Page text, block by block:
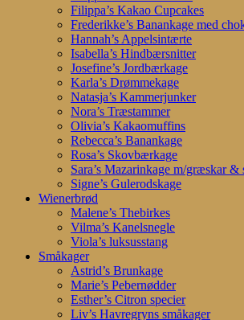
Filippa’s Kakao Cupcakes
Frederikke’s Banankage med
Hannah’s Appelsintærte
Isabella’s Hindbærsnitter
Josefine’s Jordbærkage
Karla’s Drømmekage
Natasja’s Kammerjunker
Nora’s Træstammer
Olivia’s Kakaomuffins
Rebecca’s Banankage
Rosa’s Skovbærkage
Sara’s Mazarinkage m/græskar &
Signe’s Gulerodskage
Wienerbrød
Malene’s Thebirkes
Vilma’s Kanelsnegle
Viola’s luksusstang
Småkager
Astrid’s Brunkage
Marie’s Pebernødder
Esther’s Citron specier
Liv’s Havregryns småkager